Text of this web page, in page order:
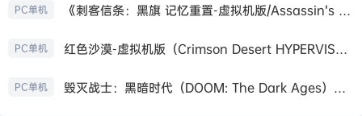
PC单机 《刺客信条：黑旗 记忆重置-虚拟机版/Assassin’s Creed Black Flag Resynced HYPERVISOR》免安装中文版
PC单机 红色沙漠-虚拟机版（Crimson Desert HYPERVISOR）免安装中文版
PC单机 毁灭战士：黑暗时代（DOOM: The Dark Ages）免安装中文版